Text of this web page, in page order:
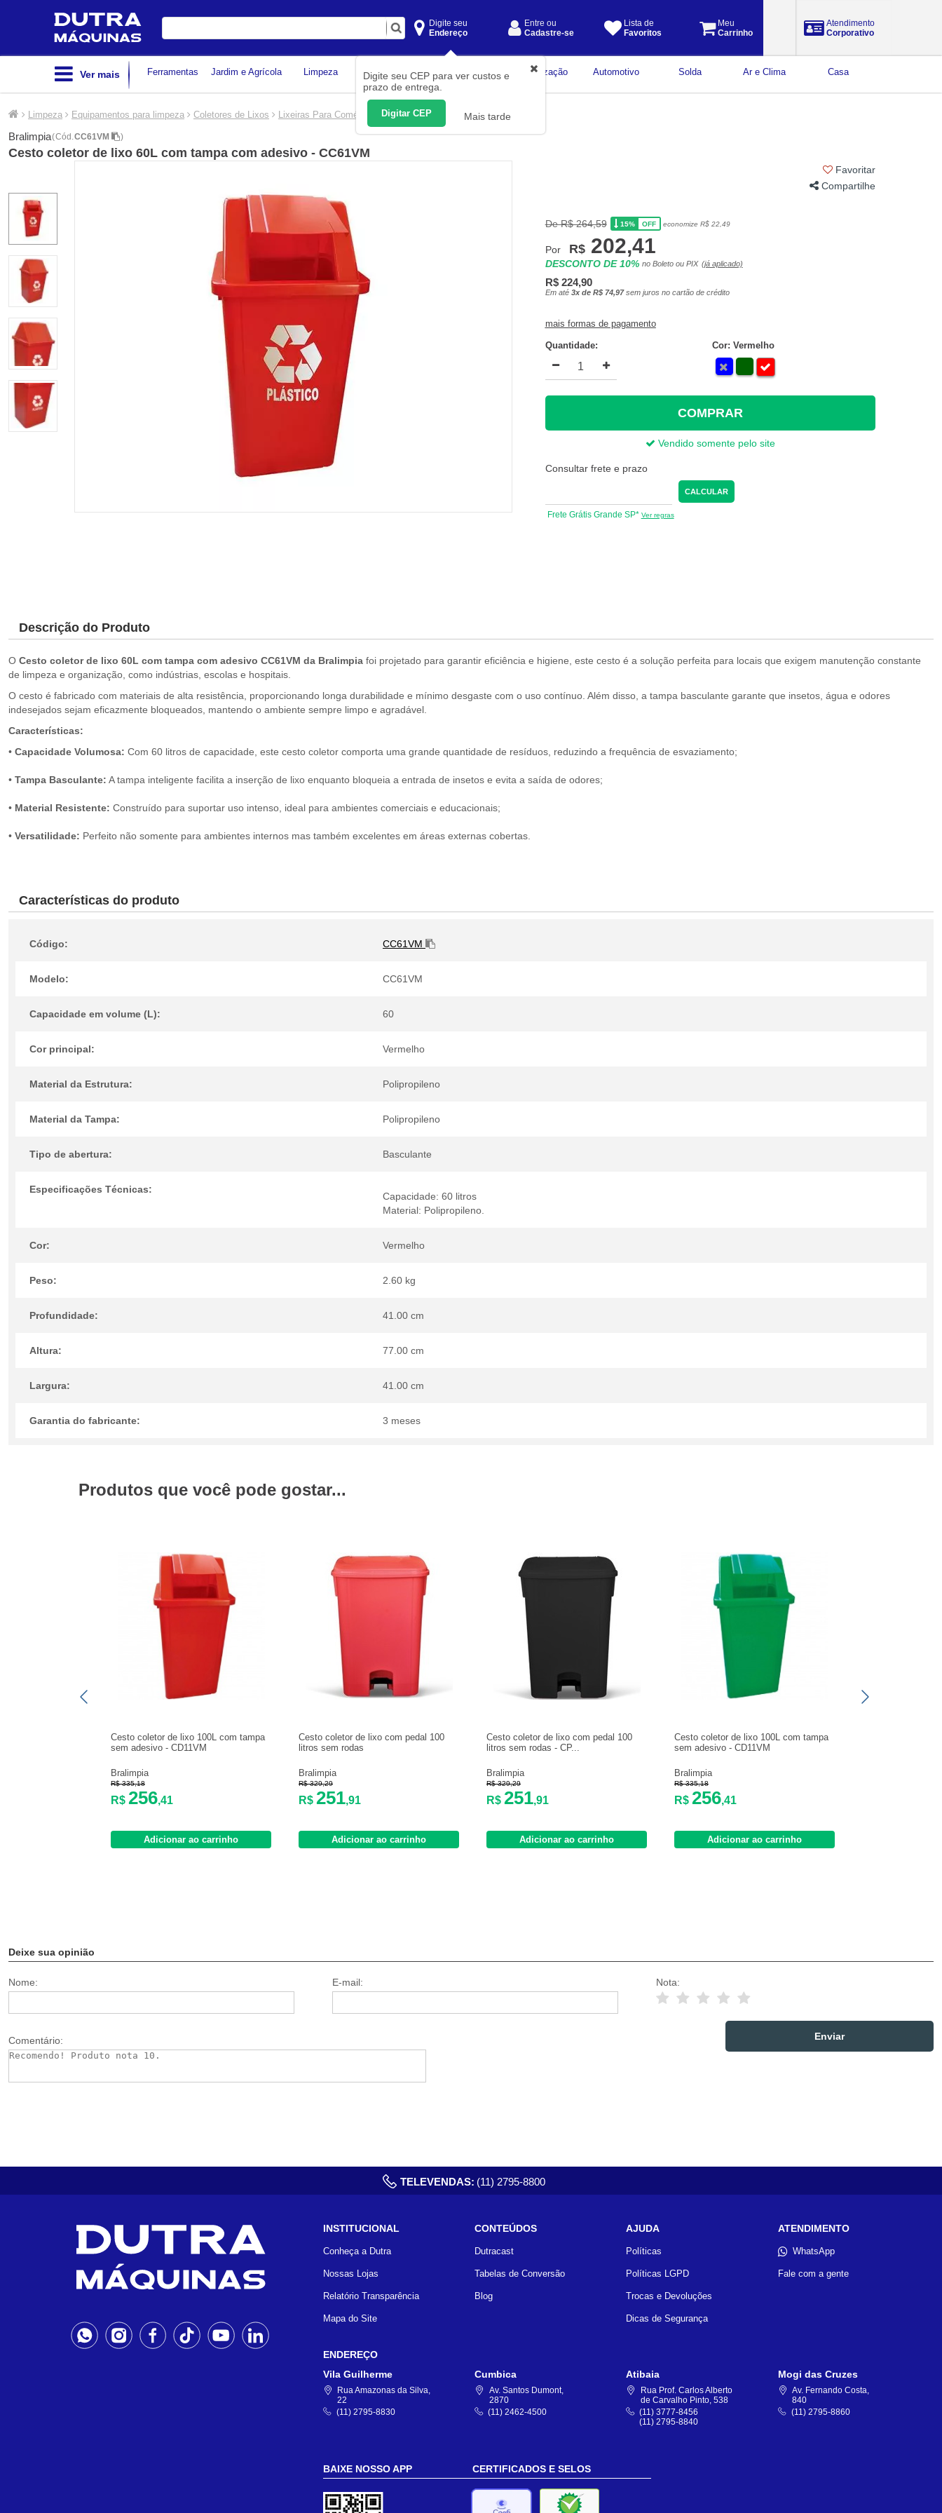
Digite
Digite seu
Endereço
Digite seu CEP para ver custos e
prazo de entrega.
Digitar CEP Mais tarde
Entre ou
Cadastre-se
Lista de
Favoritos
Meu
Carrinho
Atendimento
Corporativo
Ver mais Ferramentas Jardim e Agrícola Limpeza Construção Civil
Medição
Organização Automotivo Solda Ar e Clima Casa
Limpeza Equipamentos para limpeza Coletores de Lixos Lixeiras Para Comércio
Bralimpia(Cód. CC61VM )
Cesto coletor de lixo 60L com tampa com adesivo - CC61VM
Favoritar
Compartilhe
De R$ 264,59 15% OFF economize R$ 22,49
Por R$ 202,41
DESCONTO DE 10% no Boleto ou PIX (já aplicado)
R$ 224,90
Em até 3x de R$ 74,97sem juros no cartão de crédito
mais formas de pagamento
Quantidade: Cor: Vermelho
COMPRAR
Vendido somente pelo site
Consultar frete e prazo
CALCULAR
Frete Grátis Grande SP* Ver regras
Descrição do Produto
O Cesto coletor de lixo 60L com tampa com adesivo CC61VM da Bralimpia foi projetado para garantir eficiência e higiene, este cesto é a solução perfeita para locais que exigem manutenção constante
de limpeza e organização, como indústrias, escolas e hospitais.
O cesto é fabricado com materiais de alta resistência, proporcionando longa durabilidade e mínimo desgaste com o uso contínuo. Além disso, a tampa basculante garante que insetos, água e odores
indesejados sejam eficazmente bloqueados, mantendo o ambiente sempre limpo e agradável.
Características:
• Capacidade Volumosa: Com 60 litros de capacidade, este cesto coletor comporta uma grande quantidade de resíduos, reduzindo a frequência de esvaziamento;
• Tampa Basculante: A tampa inteligente facilita a inserção de lixo enquanto bloqueia a entrada de insetos e evita a saída de odores;
• Material Resistente: Construído para suportar uso intenso, ideal para ambientes comerciais e educacionais;
• Versatilidade: Perfeito não somente para ambientes internos mas também excelentes em áreas externas cobertas.
Características do produto
Código: CC61VM
Modelo: CC61VM
Capacidade em volume (L): 60
Cor principal: Vermelho
Material da Estrutura: Polipropileno
Material da Tampa: Polipropileno
Tipo de abertura: Basculante
Especificações Técnicas:
Capacidade: 60 litros
Material: Polipropileno.
Cor: Vermelho
Peso: 2.60 kg
Profundidade: 41.00 cm
Altura: 77.00 cm
Largura: 41.00 cm
Garantia do fabricante: 3 meses
Produtos que você pode gostar...
Cesto coletor de lixo 100L com tampa
sem adesivo - CD11VM
Bralimpia
R$ 335,18
R$ 256,41
Adicionar ao carrinho
Cesto coletor de lixo com pedal 100
litros sem rodas
Bralimpia
R$ 329,29
R$ 251,91
Adicionar ao carrinho
Cesto coletor de lixo com pedal 100
litros sem rodas - CP...
Bralimpia
R$ 329,29
R$ 251,91
Adicionar ao carrinho
Cesto coletor de lixo 100L com tampa
sem adesivo - CD11VM
Bralimpia
R$ 335,18
R$ 256,41
Adicionar ao carrinho
Deixe sua opinião
Nome: E-mail: Nota:
Comentário:
TELEVENDAS: (11) 2795-8800
INSTITUCIONAL
Conheça a Dutra
Nossas Lojas
Relatório Transparência
Mapa do Site
CONTEÚDOS
Dutracast
Tabelas de Conversão
Blog
AJUDA
Políticas
Políticas LGPD
Trocas e Devoluções
Dicas de Segurança
ATENDIMENTO
WhatsApp
Fale com a gente
ENDEREÇO
Vila Guilherme
Rua Amazonas da Silva,
22
(11) 2795-8830
Cumbica
Av. Santos Dumont,
2870
(11) 2462-4500
Atibaia
Rua Prof. Carlos Alberto
de Carvalho Pinto, 538
(11) 3777-8456
(11) 2795-8840
Mogi das Cruzes
Av. Fernando Costa,
840
(11) 2795-8860
BAIXE NOSSO APP CERTIFICADOS E SELOS